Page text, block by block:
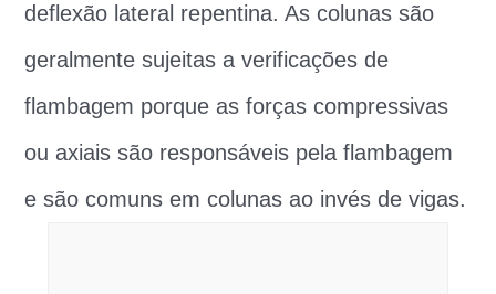
deflexão lateral repentina. As colunas são
geralmente sujeitas a verificações de
flambagem porque as forças compressivas
ou axiais são responsáveis ​​pela flambagem
e são comuns em colunas ao invés de vigas.